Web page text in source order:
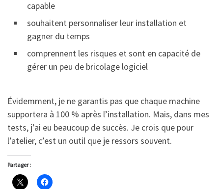
capable
souhaitent personnaliser leur installation et
gagner du temps
comprennent les risques et sont en capacité de
gérer un peu de bricolage logiciel
Évidemment, je ne garantis pas que chaque machine
supportera à 100 % après l’installation. Mais, dans mes
tests, j’ai eu beaucoup de succès. Je crois que pour
l’atelier, c’est un outil que je ressors souvent.
Partager :